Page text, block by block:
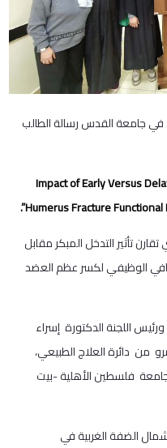
في جامعة القدس رسالة الطالب
“Impact of Early Versus
Humerus Fracture
تأثير التدخل المبكر مقابل
الوظيفي لكسر عظم العضد
اللجنة الدكتورة إسراء
من دائرة العلاج الطبيعي،
فلسطين الأهلية -بيت
الضفة الغربية في